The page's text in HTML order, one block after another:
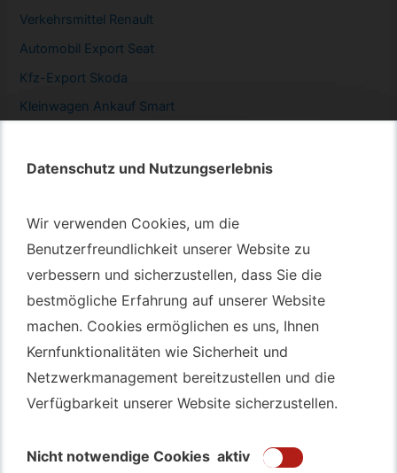
Datenschutz und Nutzungserlebnis
Wir verwenden Cookies, um die
Benutzerfreundlichkeit unserer Website zu
verbessern und sicherzustellen, dass Sie die
bestmögliche Erfahrung auf unserer Website
machen. Cookies ermöglichen es uns, Ihnen
Kernfunktionalitäten wie Sicherheit und
Netzwerkmanagement bereitzustellen und die
Verfügbarkeit unserer Website sicherzustellen.
Nicht notwendige Cookies aktiv
Datenschutz und Nutzungserlebnis
Wir verwenden Cookies, um die
Benutzerfreundlichkeit unserer Website zu
verbessern und sicherzustellen, dass Sie die
bestmögliche Erfahrung auf unserer Website
machen. Cookies ermöglichen es uns, Ihnen
Kernfunktionalitäten wie Sicherheit und
Netzwerkmanagement bereitzustellen und die
Verfügbarkeit unserer Website sicherzustellen.
Nicht notwendige Cookies aktiv
Verkehrsmittel Renault
Automobil Export Seat
Kfz-Export Skoda
Kleinwagen Ankauf Smart
Autotransport Bochum
Autotransport Düsseldorf
Autotransport Essen
Autoexport Gelsenkirchen
Autoexport Herne
GebrauchtwagenAnkauf Bochum